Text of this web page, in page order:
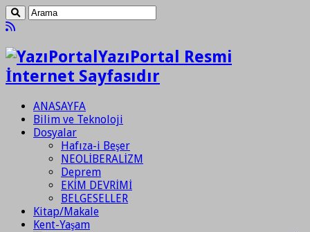
YazıPortal Resmi
İnternet Sayfasıdır
ANASAYFA
Bilim ve Teknoloji
Dosyalar
Hafıza-i Beşer
NEOLİBERALİZM
Deprem
EKİM DEVRİMİ
BELGESELLER
Kitap/Makale
Kent-Yaşam